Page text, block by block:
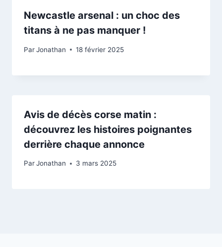
Newcastle arsenal : un choc des
titans à ne pas manquer !
ParJonathan 18 février 2025
Avis de décès corse matin :
découvrez les histoires poignantes
derrière chaque annonce
ParJonathan 3 mars 2025